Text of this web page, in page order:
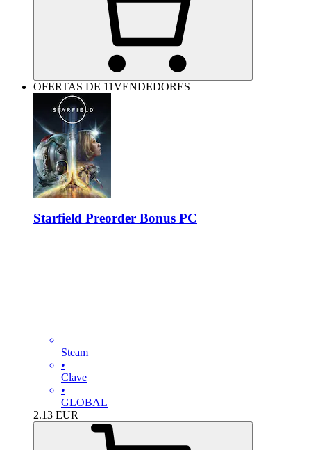
OFERTAS DE 11VENDEDORES
Starfield Preorder Bonus PC
Steam
•
Clave
•
GLOBAL
2.13 EUR